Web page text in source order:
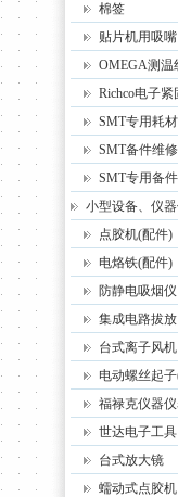
棉签
贴片机用吸嘴
OMEGA测温
Richco电子紧
SMT专用耗材
SMT备件维修
SMT专用备件
小型设备、仪
点胶机(配件)
电烙铁(配件)
防静电吸烟仪
集成电路拔
台式离子风机
电动螺丝起
福禄克仪器
世达电子工具
台式放大镜
蠕动式点胶机